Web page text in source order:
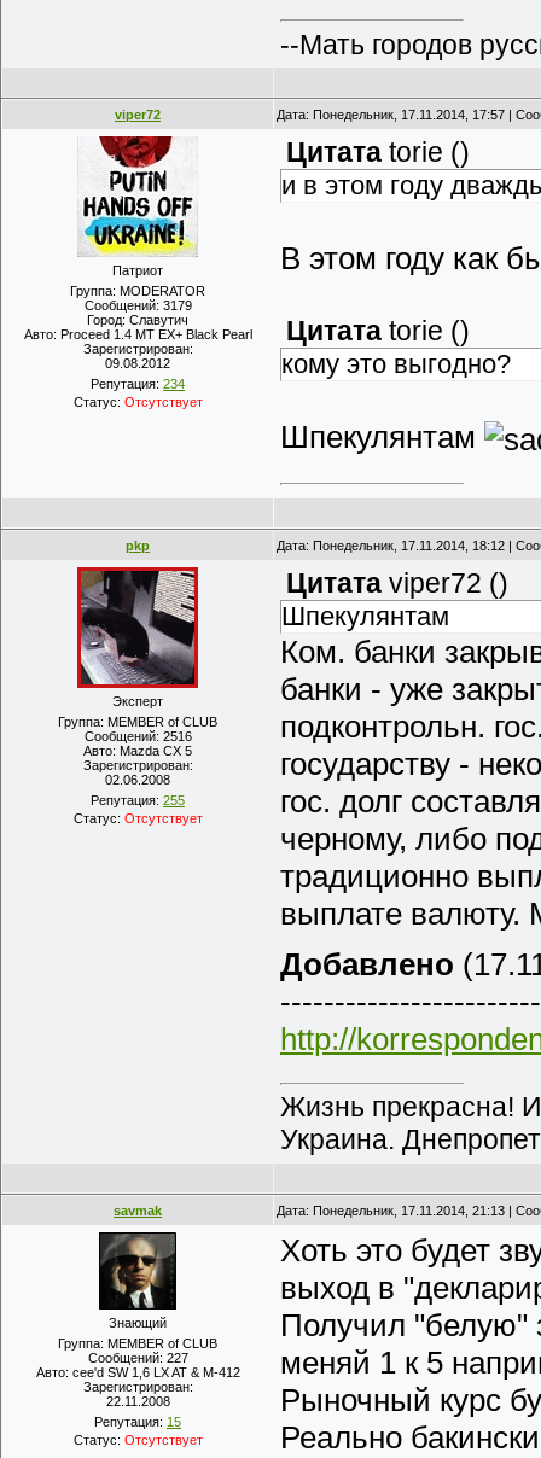
--Мать городов
viper72 Дата: Понедельник, 17.11.2014, 17:57 |
Патриот
Группа: MODERATOR
Сообщений: 3179
Город: Славутич
Авто: Proceed 1.4 MT EX+ Black Pearl
Зарегистрирован:
09.08.2012
Репутация: 234
Статус: Отсутствует
Цитата torie ()
и в этом году
В этом году как
Цитата torie ()
кому это выгодно?
Шпекулянтам
pkp Дата: Понедельник, 17.11.2014, 18:12 |
Эксперт
Группа: MEMBER of CLUB
Сообщений: 2516
Авто: Mazda CX 5
Зарегистрирован:
02.06.2008
Репутация: 255
Статус: Отсутствует
Цитата viper72 ()
Шпекулянтам
Ком. банки
банки - уже
подконтрольн.
государству -
гос. долг
черному, либо
традиционно
выплате валюту.
Добавлено
http://
Жизнь прекрасна!
Украина.
savmak Дата: Понедельник, 17.11.2014, 21:13 |
Знающий
Группа: MEMBER of CLUB
Сообщений: 227
Авто: cee'd SW 1,6 LX AT & M-412
Зарегистрирован:
22.11.2008
Репутация: 15
Статус: Отсутствует
Хоть это будет
выход в
Получил "белую"
меняй 1 к 5
Рыночный курс
Реально